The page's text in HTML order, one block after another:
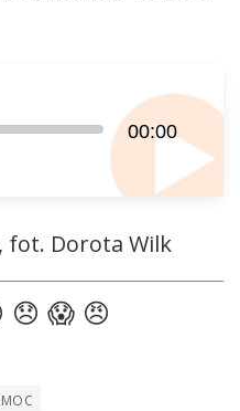
00:00
fot. Dorota Wilk